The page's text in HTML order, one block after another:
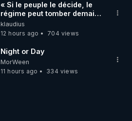
« Si le peuple le décide, le
régime peut tomber demain !
»
klaudius
12 hours ago
704 views
Night or Day
MorWeen
11 hours ago
334 views